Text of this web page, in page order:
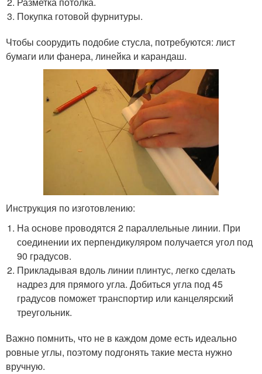
Покупка готовой фурнитуры.
Чтобы соорудить подобие стусла, потребуются: лист
бумаги или фанера, линейка и карандаш.
Инструкция по изготовлению:
На основе проводятся 2 параллельные линии. При
соединении их перпендикуляром получается угол под
90 градусов.
Прикладывая вдоль линии плинтус, легко сделать
надрез для прямого угла. Добиться угла под 45
градусов поможет транспортир или канцелярский
треугольник.
Важно помнить, что не в каждом доме есть идеально
ровные углы, поэтому подгонять такие места нужно
вручную.